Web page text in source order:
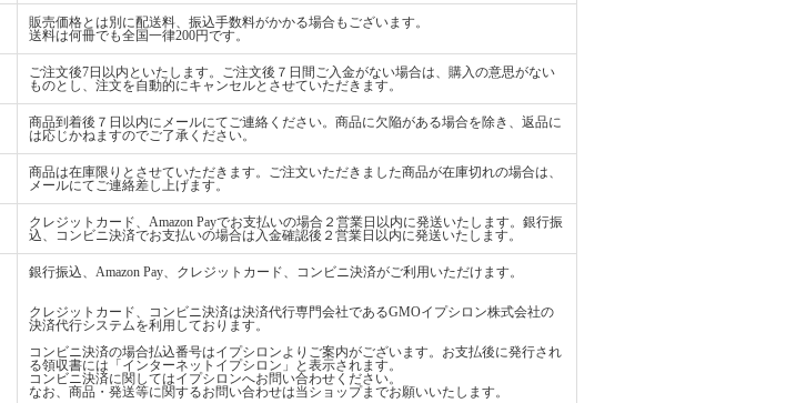
販売価格とは別に配送料、振込手数料がかかる場合もございます。
送料は何冊でも全国一律200円です。
ご注文後7日以内といたします。ご注文後７日間ご入金がない場合は、購入の意思がない
ものとし、注文を自動的にキャンセルとさせていただきます。
商品到着後７日以内にメールにてご連絡ください。商品に欠陥がある場合を除き、返品に
は応じかねますのでご了承ください。
商品は在庫限りとさせていただきます。ご注文いただきました商品が在庫切れの場合は、
メールにてご連絡差し上げます。
クレジットカード、Amazon Payでお支払いの場合２営業日以内に発送いたします。銀行振
込、コンビニ決済でお支払いの場合は入金確認後２営業日以内に発送いたします。
銀行振込、Amazon Pay、クレジットカード、コンビニ決済がご利用いただけます。
クレジットカード、コンビニ決済は決済代行専門会社であるGMOイプシロン株式会社の
決済代行システムを利用しております。
コンビニ決済の場合払込番号はイプシロンよりご案内がございます。お支払後に発行され
る領収書には「インターネットイプシロン」と表示されます。
コンビニ決済に関してはイプシロンへお問い合わせください。
なお、商品・発送等に関するお問い合わせは当ショップまでお願いいたします。